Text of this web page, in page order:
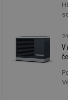
V